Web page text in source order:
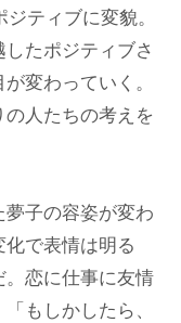
ティブに変貌。
たポジティブさ
変わっていく。
人たちの考えを
子の容姿が変わ
で表情は明る
恋に仕事に友情
もしかしたら、